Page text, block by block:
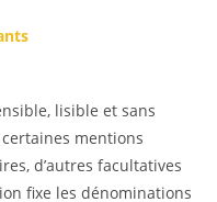
lisible et sans
mentions
d’autres facultatives
fixe les dénominations